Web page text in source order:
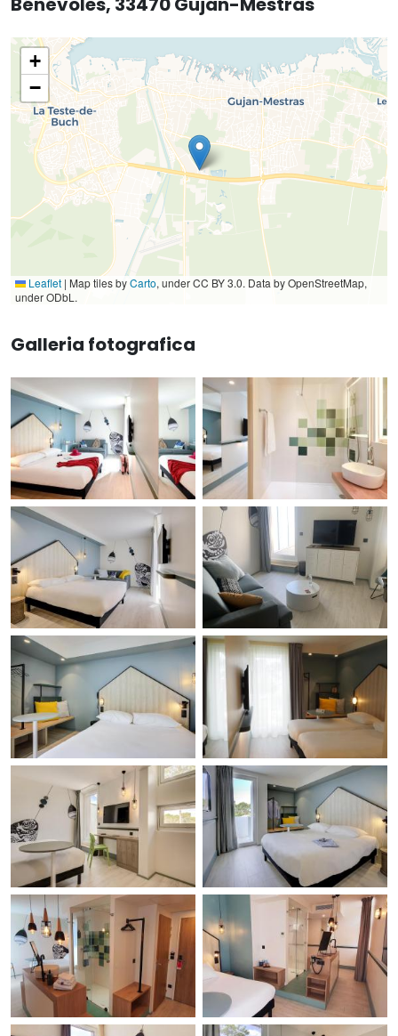
+
−
Leaflet | Map tiles byCarto, under CC BY 3.0. Data by OpenStreetMap,
under ODbL.
Galleria fotografica